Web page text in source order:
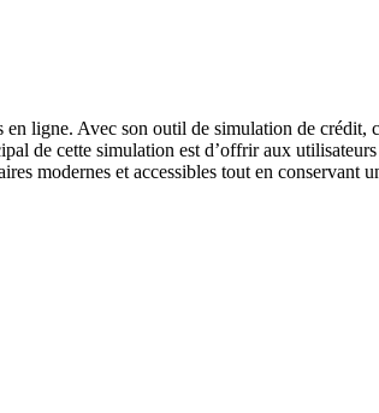
ligne. Avec son outil de simulation de crédit,
de cette simulation est d’offrir aux
modernes et accessibles tout en conservant